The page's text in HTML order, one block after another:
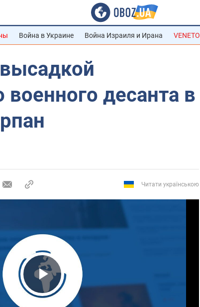
Война в Украине Война Израиля и Ирана VENETO
военного десанта в
Читати українською
Play Video